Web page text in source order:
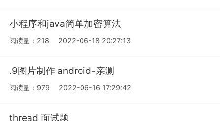
小程序和java简单加密算法
阅读量：218 2022-06-18 20:27:13
.9图片制作 android-亲测
阅读量：979 2022-06-16 17:29:42
thread 面试题